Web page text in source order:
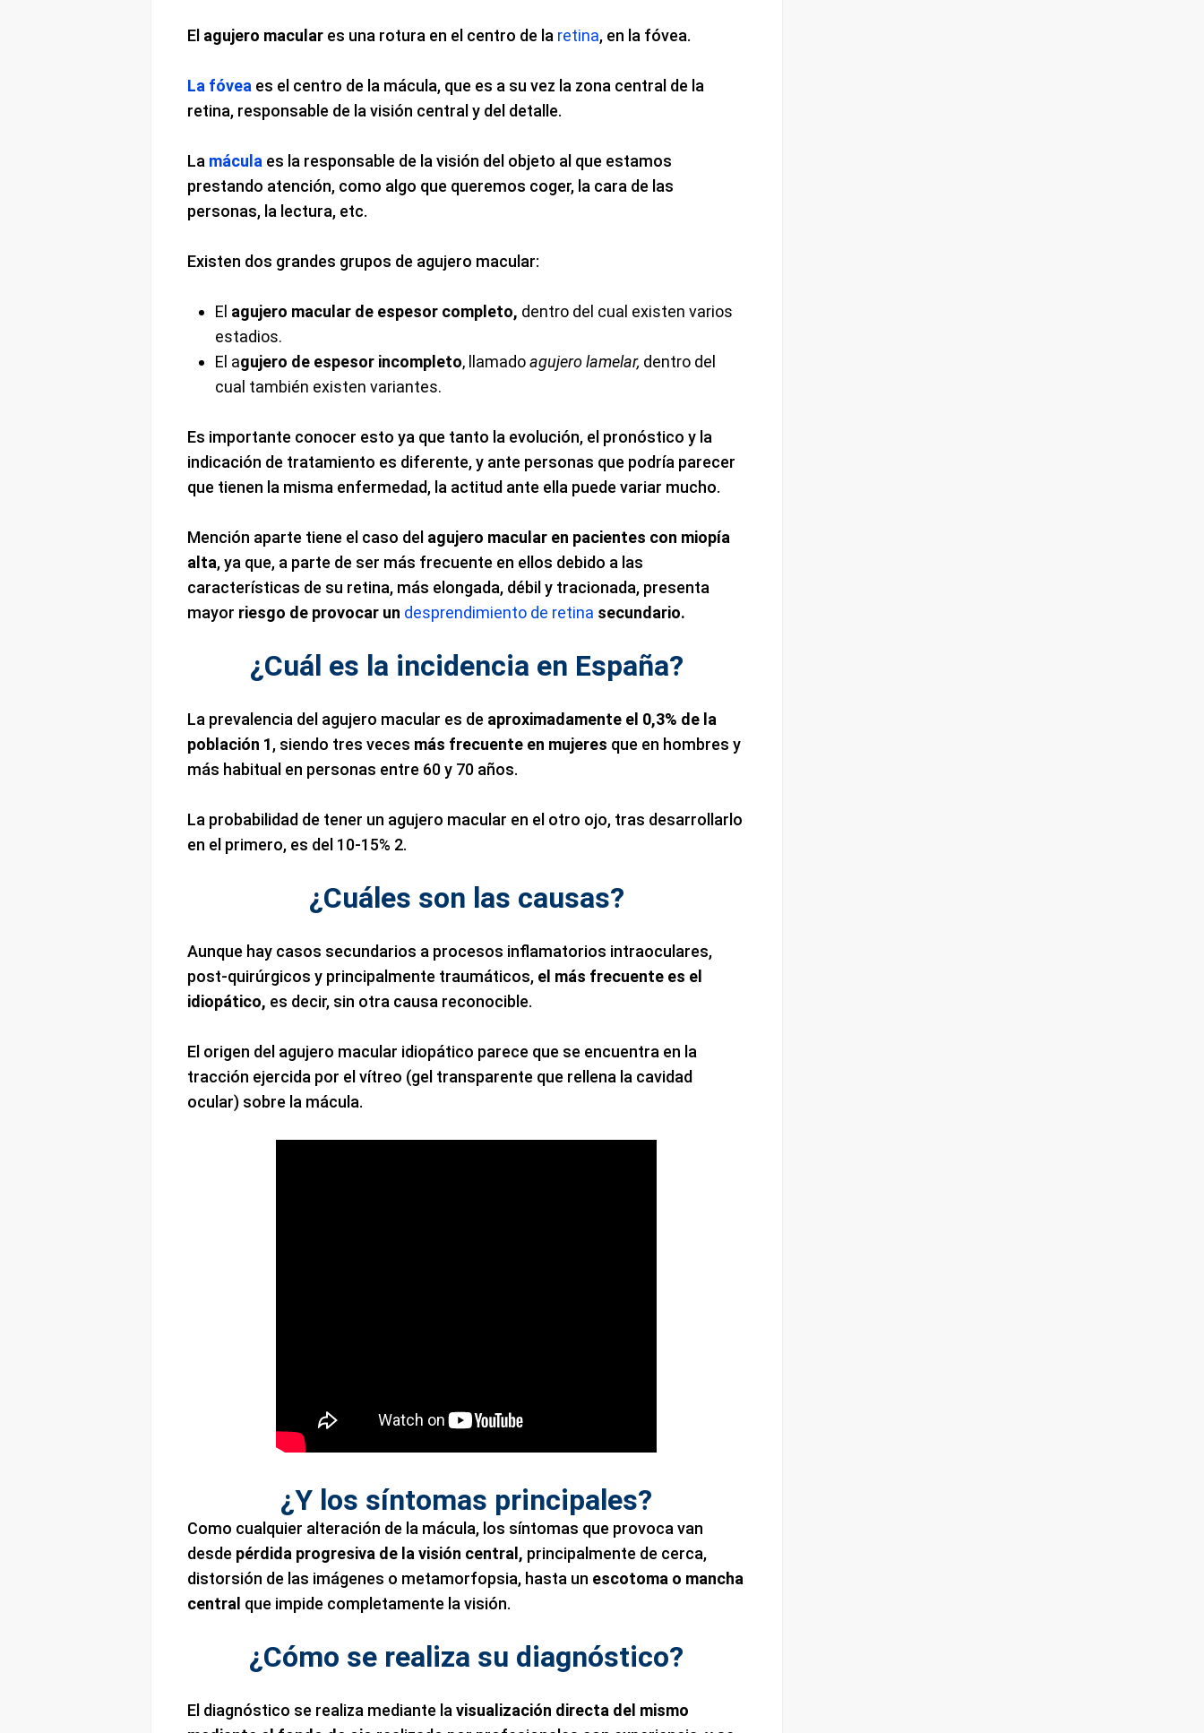
El agujero maculares una rotura en el centro de la retina, en la fóvea.
La fóvea es el centro de la mácula, que es a su vez la zona central de la
retina, responsable de la visión central y del detalle.
La mácula es la responsable de la visión del objeto al que estamos
prestando atención, como algo que queremos coger, la cara de las
personas, la lectura, etc.
Existen dos grandes grupos de agujero macular:
El agujero macular de espesor completo, dentro del cual existen varios
estadios.
El agujero de espesor incompleto, llamadoagujero lamelar, dentro del
cual también existen variantes.
Es importante conocer esto ya que tanto la evolución, el pronóstico y la
indicación de tratamiento es diferente, y ante personas que podría parecer
que tienen la misma enfermedad, la actitud ante ella puede variar mucho.
Mención aparte tiene el caso del agujero macular en pacientes con miopía
alta, ya que, a parte de ser más frecuente en ellos debido a las
características de su retina, más elongada, débil y tracionada, presenta
mayor riesgo de provocar un desprendimiento de retina secundario.
¿Cuál es la incidencia en España?
La prevalencia del agujero macular es de aproximadamente el 0,3% de la
población 1, siendo tres veces más frecuente en mujeres que en hombres y
más habitual en personas entre 60 y 70 años.
La probabilidad de tener un agujero macular en el otro ojo, tras desarrollarlo
en el primero, es del 10-15% 2.
¿Cuáles son las causas?
Aunque hay casos secundarios a procesos inflamatorios intraoculares,
post-quirúrgicos y principalmente traumáticos, el más frecuente es el
idiopático, es decir, sin otra causa reconocible.
El origen del agujero macular idiopático parece que se encuentra en la
tracción ejercida por el vítreo (gel transparente que rellena la cavidad
ocular) sobre la mácula.
¿Y los síntomas principales?
Como cualquier alteración de la mácula, los síntomas que provoca van
desde pérdida progresiva de la visión central, principalmente de cerca,
distorsión de las imágenes o metamorfopsia, hasta un escotoma o mancha
central que impide completamente la visión.
¿Cómo se realiza su diagnóstico?
El diagnóstico se realiza mediante la visualización directa del mismo